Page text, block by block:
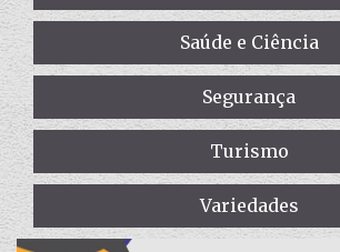
Saúde e Ciência
Segurança
Turismo
Variedades